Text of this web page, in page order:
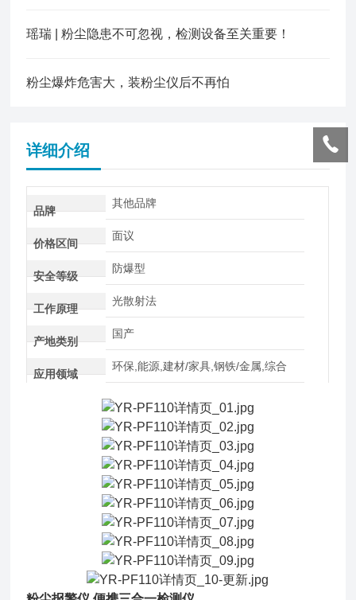
瑶瑞 | 粉尘隐患不可忽视，检测设备至关重要！
粉尘爆炸危害大，装粉尘仪后不再怕
详细介绍
品牌
其他品牌
价格区间
面议
安全等级
防爆型
工作原理
光散射法
产地类别
国产
应用领域
环保,能源,建材/家具,钢铁/金属,综合